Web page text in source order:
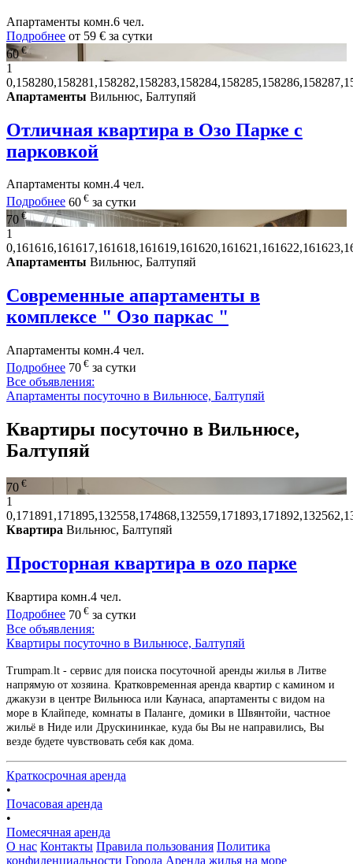
Апартаменты комн.6 чел.
Подробнее от 59 € за сутки
60€
1
Апартаменты Вильнюс, Балтупяй
Отличная квартира в Озо Парке с
парковкой
Апартаменты комн.4 чел.
Подробнее 60 € за сутки
70 €
1
Апартаменты Вильнюс, Балтупяй
Современные апартаменты в
комплексе " Озо паркас "
Апартаменты комн.4 чел.
Подробнее 70 € за сутки
Все объявления:
Апартаменты посуточно в Вильнюсе, Балтупяй
Квартиры посуточно в Вильнюсе,
Балтупяй
70 €
1
Квартира Вильнюс, Балтупяй
Просторная квартира в ozo парке
Квартира комн.4 чел.
Подробнее 70 € за сутки
Все объявления:
Квартиры посуточно в Вильнюсе, Балтупяй
Trumpam.lt - сервис для поиска посуточной аренды жилья в Литве
напрямую от хозяина. Кратковременная аренда квартир с камином и
джакузи в центре Вильнюса или Каунаса, апартаменты с видом на
море в Клайпеде, комнаты в Паланге, домики в Швянтойи, частное
жильё в Ниде или Друскининкае, куда бы Вы не направились, Вы
везде будете чувствовать себя как дома.
Краткосрочная аренда
•
Почасовая аренда
•
Помесячная аренда
О нас Контакты Правила пользования Политика
конфиденциальности Города Аренда жилья на море